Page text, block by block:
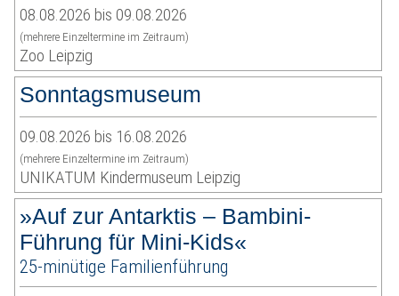
08.08.2026 bis 09.08.2026
(mehrere Einzeltermine im Zeitraum)
Zoo Leipzig
Sonntagsmuseum
09.08.2026 bis 16.08.2026
(mehrere Einzeltermine im Zeitraum)
UNIKATUM Kindermuseum Leipzig
»Auf zur Antarktis – Bambini-
Führung für Mini-Kids«
25-minütige Familienführung